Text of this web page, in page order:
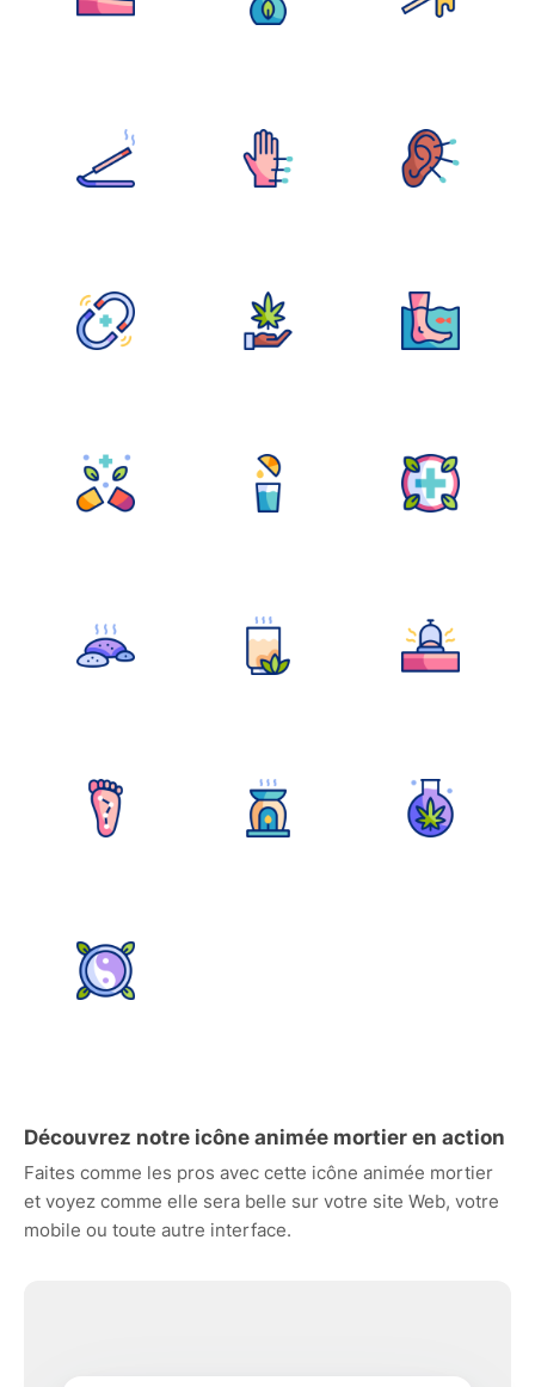
Découvrez notre icône animée mortier en action
Faites comme les pros avec cette icône animée mortier
et voyez comme elle sera belle sur votre site Web, votre
mobile ou toute autre interface.